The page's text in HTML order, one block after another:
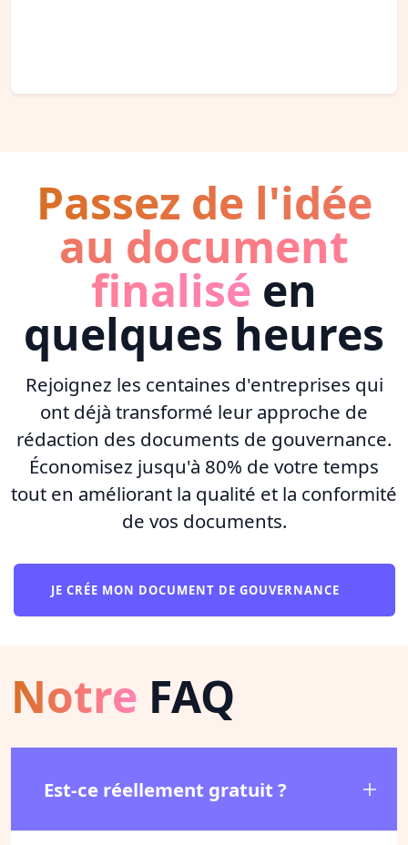
Passez de l'idée
au document
finalisé en
quelques heures
Rejoignez les centaines d'entreprises qui
ont déjà transformé leur approche de
rédaction des documents de gouvernance.
Économisez jusqu'à 80% de votre temps
tout en améliorant la qualité et la conformité
de vos documents.
JE CRÉE MON DOCUMENT DE GOUVERNANCE
Notre FAQ
Est-ce réellement gratuit ?